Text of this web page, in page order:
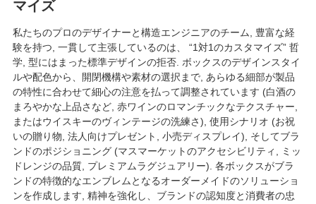
マイズ
私たちのプロのデザイナーと構造エンジニアのチーム, 豊富な経
験を持つ, 一貫して主張しているのは、 “1対1のカスタマイズ” 哲
学, 型にはまった標準デザインの拒否. ボックスのデザインスタイ
ルや配色から、開閉機構や素材の選択まで, あらゆる細部が製品
の特性に合わせて細心の注意を払って調整されています (白酒の
まろやかな上品さなど, 赤ワインのロマンチックなテクスチャー,
またはウイスキーのヴィンテージの洗練さ), 使用シナリオ (お祝
いの贈り物, 法人向けプレゼント, 小売ディスプレイ), そしてブラ
ンドのポジショニング (マスマーケットのアクセシビリティ, ミッ
ドレンジの品質, プレミアムラグジュアリー). 各ボックスがブラ
ンドの特徴的なエンブレムとなるオーダーメイドのソリューショ
ンを作成します, 精神を強化し、ブランドの認知度と消費者の忠